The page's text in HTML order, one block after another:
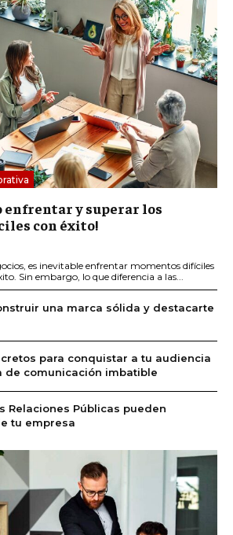
enfrentar y superar los
con éxito!
es inevitable enfrentar momentos difíciles
Sin embargo, lo que diferencia a las...
una marca sólida y destacarte
para conquistar a tu audiencia
de comunicación imbatible
Relaciones Públicas pueden
tu empresa